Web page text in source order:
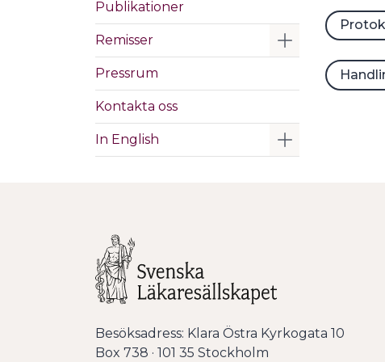
Publikationer
Remisser Visa/Göm
Pressrum
Kontakta oss
In English Visa/Göm
Besöksadress: Klara Östra Kyrkogata 10
Box 738 · 101 35 Stockholm